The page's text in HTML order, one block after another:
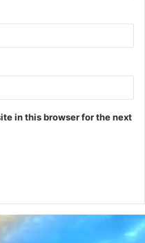
in this browser for the next